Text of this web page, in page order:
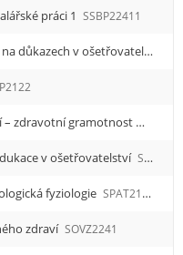
práci 1 SSBP22411
SPRA2231 Praxe založená na důkazech v ošetřovatelství
SPOZ2111 Podpora zdraví – zdravotní gramotnost
v ošetřovatelství SPED2232
fyziologie SPAT2122
zdraví SOVZ2241